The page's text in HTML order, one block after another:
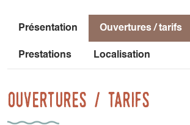
Présentation Ouvertures / tarifs
Prestations Localisation
Ouvertures / tarifs